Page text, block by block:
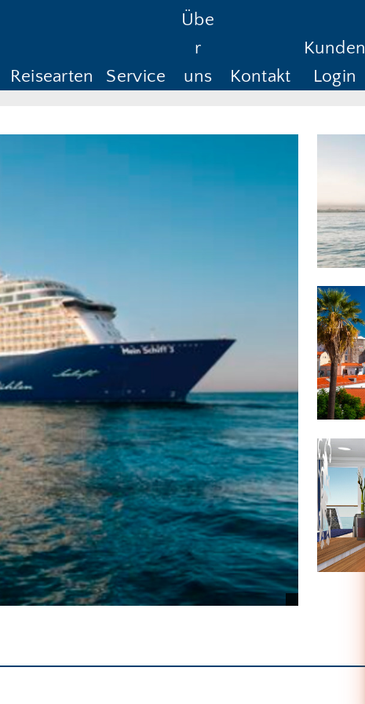
Reisearten Service
Übe
r
uns
Kontakt
Kunden
Login
Anreise ab Rückreise bis